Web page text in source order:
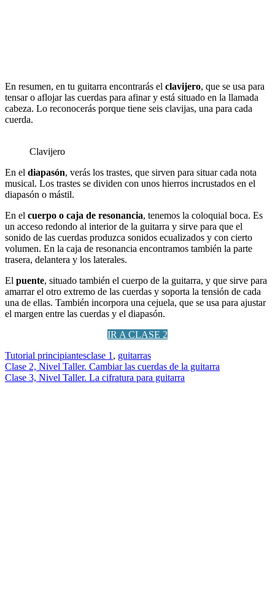
En resumen, en tu guitarra encontrarás el clavijero, que se usa para
tensar o aflojar las cuerdas para afinar y está situado en la llamada
cabeza. Lo reconocerás porque tiene seis clavijas, una para cada
cuerda.
Clavijero
En el diapasón, verás los trastes, que sirven para situar cada nota
musical. Los trastes se dividen con unos hierros incrustados en el
diapasón o mástil.
En el cuerpo o caja de resonancia, tenemos la coloquial boca. Es
un acceso redondo al interior de la guitarra y sirve para que el
sonido de las cuerdas produzca sonidos ecualizados y con cierto
volumen. En la caja de resonancia encontramos también la parte
trasera, delantera y los laterales.
El puente, situado también el cuerpo de la guitarra, y que sirve para
amarrar el otro extremo de las cuerdas y soporta la tensión de cada
una de ellas. También incorpora una cejuela, que se usa para ajustar
el margen entre las cuerdas y el diapasón.
IR A CLASE 2
Tutorial principiantesclase 1 , guitarras
Navegación
de
Clase 2, Nivel Taller. Cambiar las cuerdas de la guitarra
Clase 3, Nivel Taller. La cifratura para guitarra